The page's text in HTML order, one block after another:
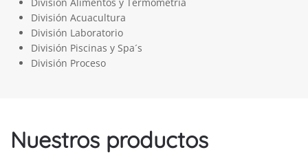
División Acuacultura
División Laboratorio
División Piscinas y Spa´s
División Proceso
Nuestros productos